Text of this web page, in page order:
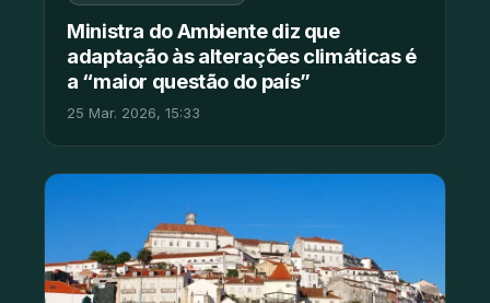
Ministra do Ambiente diz que
adaptação às alterações climáticas é
a “maior questão do país”
25 Mar. 2026, 15:33